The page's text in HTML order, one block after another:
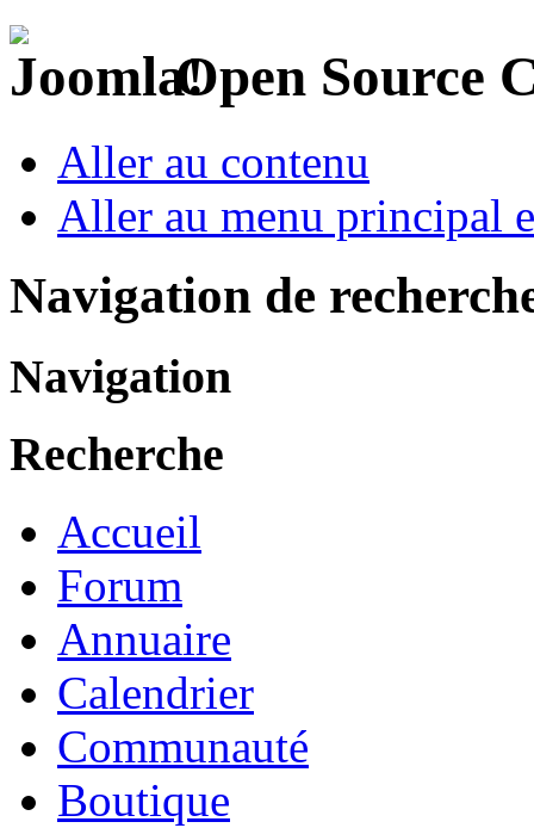
Open Source
Aller au contenu
Aller au menu principal
Navigation de
Navigation
Recherche
Accueil
Forum
Annuaire
Calendrier
Communauté
Boutique